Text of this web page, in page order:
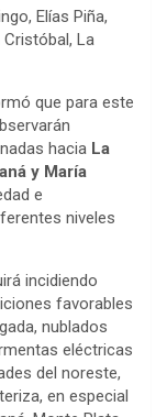
Elías Piña,
La
que para este
hacia La
y María
e
niveles
incidiendo
favorables
nublados
eléctricas
del noreste,
en especial